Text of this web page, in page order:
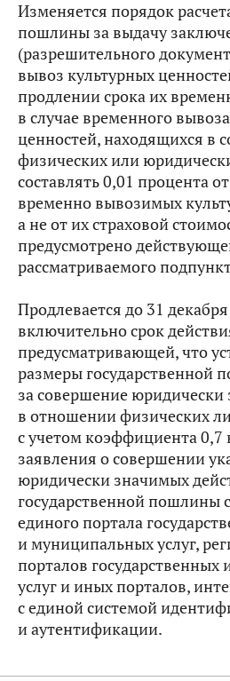
Изменяется порядок
пошлины за выдачу
(разрешительного
вывоз культурных
продлении срока их
в случае временного
ценностей, находящихся в
физических или
составлять 0,01 процента
временно вывозимых
а не от их страховой
предусмотрено
рассматриваемого
Продлевается до 31
включительно срок
предусматривающей, что
размеры государственной
за совершение
в отношении физических
с учетом коэффициента 0,7
заявления о совершении
юридически значимых
государственной пошлины
единого портала
и муниципальных услуг,
порталов
услуг и иных порталов,
с единой системой
и аутентификации.